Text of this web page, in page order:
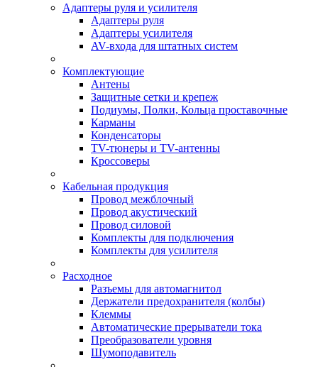
Адаптеры руля и усилителя
Адаптеры руля
Адаптеры усилителя
AV-входа для штатных систем
Комплектующие
Антены
Защитные сетки и крепеж
Подиумы, Полки, Кольца проставочные
Карманы
Конденсаторы
TV-тюнеры и TV-антенны
Кроссоверы
Кабельная продукция
Провод межблочный
Провод акустический
Провод силовой
Комплекты для подключения
Комплекты для усилителя
Расходное
Разъемы для автомагнитол
Держатели предохранителя (колбы)
Клеммы
Автоматические прерыватели тока
Преобразователи уровня
Шумоподавитель